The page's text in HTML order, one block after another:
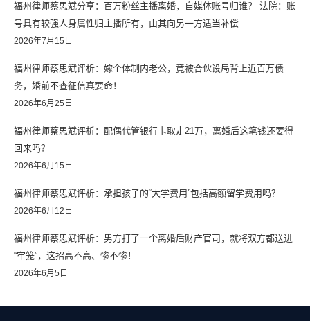
福州律师蔡思斌分享：百万粉丝主播离婚，自媒体账号归谁？ 法院：账
号具有较强人身属性归主播所有，由其向另一方适当补偿
2026年7月15日
福州律师蔡思斌评析：嫁个体制内老公，竟被合伙设局背上近百万债
务，婚前不查征信真要命！
2026年6月25日
福州律师蔡思斌评析：配偶代管银行卡取走21万，离婚后这笔钱还要得
回来吗？
2026年6月15日
福州律师蔡思斌评析：承担孩子的“大学费用”包括高额留学费用吗？
2026年6月12日
福州律师蔡思斌评析：男方打了一个离婚后财产官司，就将双方都送进
“牢笼”，这招高不高、惨不惨！
2026年6月5日